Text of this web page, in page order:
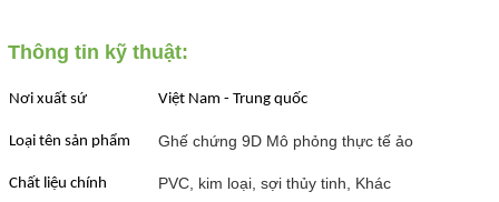
Thông tin kỹ thuật:
Nơi xuất sứ Việt Nam - Trung quốc
Loại tên sản phẩm Ghế chứng 9D Mô phỏng thực tế ảo
Chất liệu chính PVC, kim loại, sợi thủy tinh, Khác